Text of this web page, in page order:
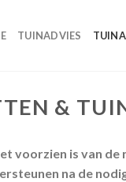
TUINADVIES
&
voorzien is van
na de